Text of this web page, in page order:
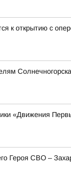
к открытию с
Солнечногорска
«Движения
Героя СВО –